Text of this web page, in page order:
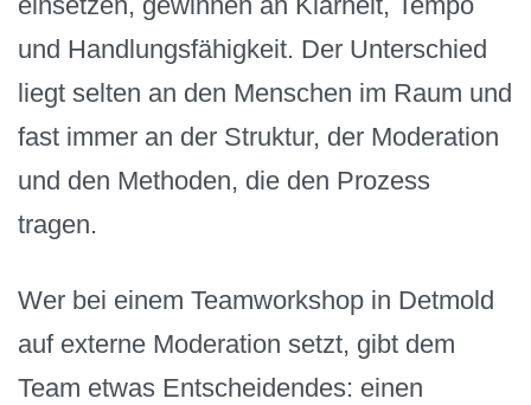
und Handlungsfähigkeit. Der Unterschied
liegt selten an den Menschen im Raum und
fast immer an der Struktur, der Moderation
und den Methoden, die den Prozess
tragen.
Wer bei einem Teamworkshop in Detmold
auf externe Moderation setzt, gibt dem
Team etwas Entscheidendes: einen